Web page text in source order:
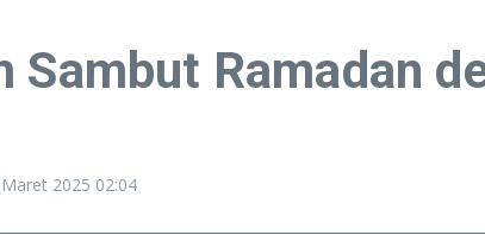
Sambut Ramadan
2025 02:04